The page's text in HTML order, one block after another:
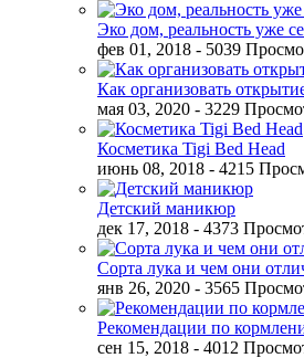
Эко дом, реальность уже
фев 01, 2018 - 5039
Как организовать
мая 03, 2020 - 3229
Косметика Tigi Bed Head
июнь 08, 2018 - 4215
Детский маникюр
дек 17, 2018 - 4373
Сорта лука и чем они
янв 26, 2020 - 3565
Рекомендации по
сен 15, 2018 - 4012